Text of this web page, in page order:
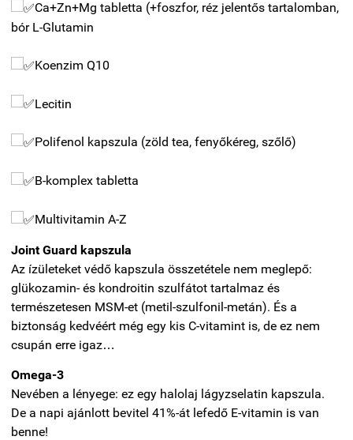
Ca+Zn+Mg tabletta (+foszfor, réz jelentős tartalomban,
bór L-Glutamin
Koenzim Q10
Lecitin
Polifenol kapszula (zöld tea, fenyőkéreg, szőlő)
B-komplex tabletta
Multivitamin A-Z
Joint Guard kapszula
Az ízületeket védő kapszula összetétele nem meglepő:
glükozamin- és kondroitin szulfátot tartalmaz és
természetesen MSM-et (metil-szulfonil-metán). És a
biztonság kedvéért még egy kis C-vitamint is, de ez nem
csupán erre igaz…
Omega-3
Nevében a lényege: ez egy halolaj lágyzselatin kapszula.
De a napi ajánlott bevitel 41%-át lefedő E-vitamin is van
benne!